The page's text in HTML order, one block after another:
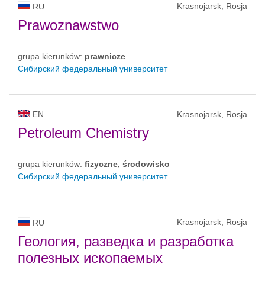
RU Krasnojarsk, Rosja
Prawoznawstwo
grupa kierunków: prawnicze
Сибирский федеральный университет
EN Krasnojarsk, Rosja
Petroleum Chemistry
grupa kierunków: fizyczne, środowisko
Сибирский федеральный университет
RU Krasnojarsk, Rosja
Геология, разведка и разработка
полезных ископаемых